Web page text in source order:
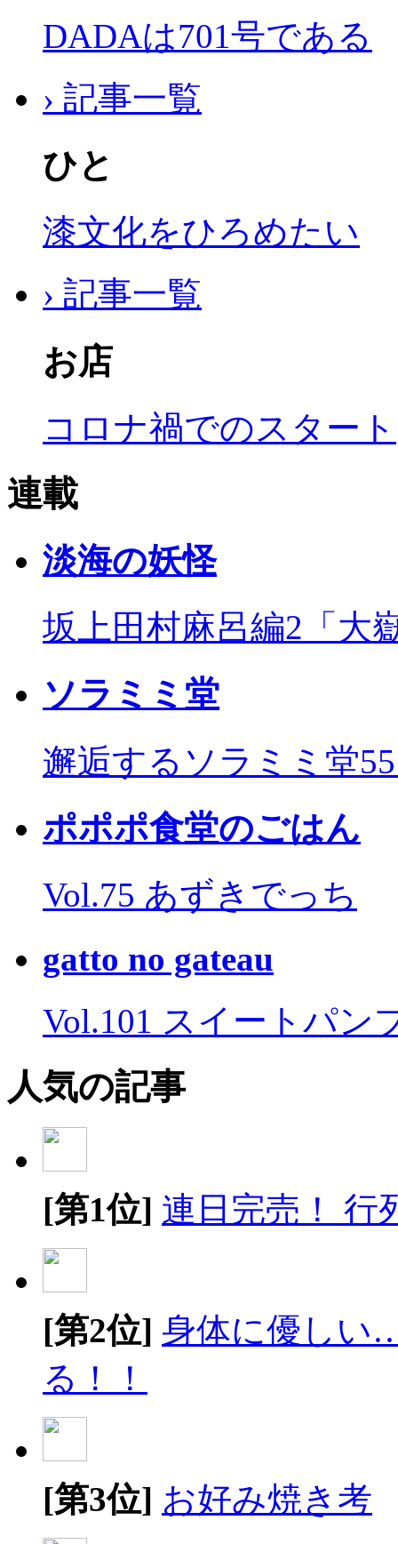
DADAは701号である
› 記事一覧
ひと
漆文化をひろめたい
› 記事一覧
お店
コロナ禍でのスタート
連載
淡海の妖怪
坂上田村麻呂編2「大
ソラミミ堂
邂逅するソラミミ堂
ポポポ食堂のごはん
Vol.75 あずきでっち
gatto no gateau
Vol.101 スイートパン
人気の記事
[第1位] 連日完売！ 行
[第2位] 身体に優しい
る！！
[第3位] お好み焼き考